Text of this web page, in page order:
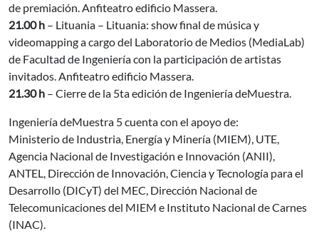
de premiación. Anfiteatro edificio Massera.
21.00 h – Lituania – Lituania: show final de música y
videomapping a cargo del Laboratorio de Medios (MediaLab)
de Facultad de Ingeniería con la participación de artistas
invitados. Anfiteatro edificio Massera.
21.30 h – Cierre de la 5ta edición de Ingeniería deMuestra.
Ingeniería deMuestra 5 cuenta con el apoyo de:
Ministerio de Industria, Energía y Minería (MIEM), UTE,
Agencia Nacional de Investigación e Innovación (ANII),
ANTEL, Dirección de Innovación, Ciencia y Tecnología para el
Desarrollo (DICyT) del MEC, Dirección Nacional de
Telecomunicaciones del MIEM e Instituto Nacional de Carnes
(INAC).